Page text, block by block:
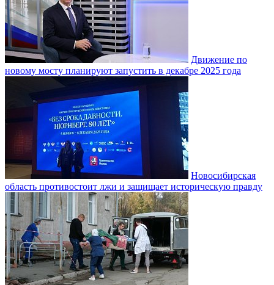
Движение по
новому мосту планируют запустить в декабре 2025 года
Новосибирская
область противостоит лжи и защищает историческую правду